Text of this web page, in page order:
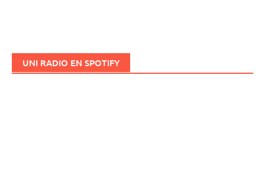
UNI RADIO EN SPOTIFY